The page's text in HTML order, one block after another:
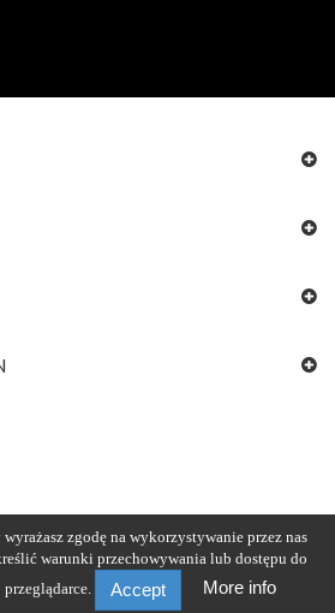
zgodę na wykorzystywanie przez nas
warunki przechowywania lub dostępu do
Accept
More info